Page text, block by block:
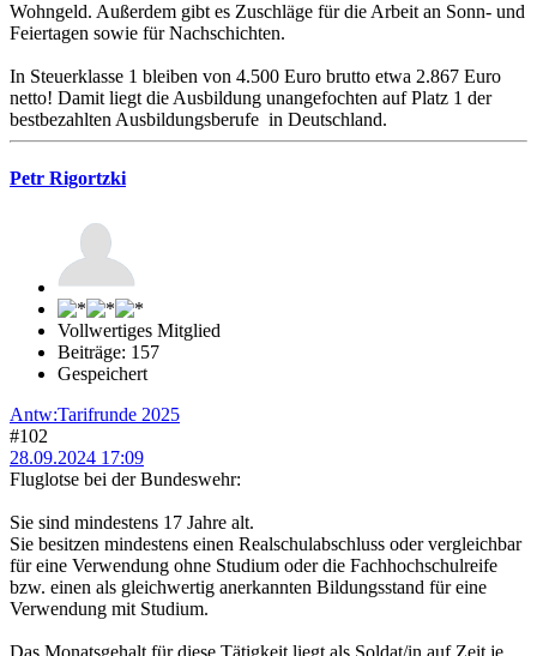
Wohngeld. Außerdem gibt es Zuschläge für die Arbeit an Sonn- und
Feiertagen sowie für Nachschichten.
In Steuerklasse 1 bleiben von 4.500 Euro brutto etwa 2.867 Euro
netto! Damit liegt die Ausbildung unangefochten auf Platz 1 der
bestbezahlten Ausbildungsberufe in Deutschland.
Petr Rigortzki
Vollwertiges Mitglied
Beiträge: 157
Gespeichert
Antw:Tarifrunde 2025
#102
28.09.2024 17:09
Fluglotse bei der Bundeswehr:
Sie sind mindestens 17 Jahre alt.
Sie besitzen mindestens einen Realschulabschluss oder vergleichbar
für eine Verwendung ohne Studium oder die Fachhochschulreife
bzw. einen als gleichwertig anerkannten Bildungsstand für eine
Verwendung mit Studium.
Das Monatsgehalt für diese Tätigkeit liegt als Soldat/in auf Zeit je